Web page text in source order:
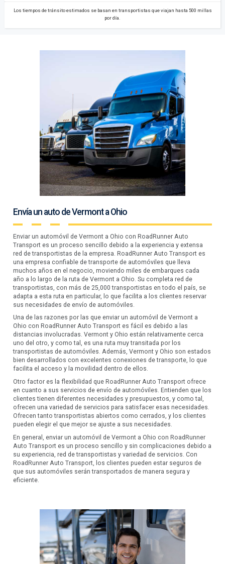
Los tiempos de tránsito estimados se basan en transportistas que viajan hasta 500 millas
por día.
Envía un auto de Vermont a Ohio
Enviar un automóvil de Vermont a Ohio con RoadRunner Auto
Transport es un proceso sencillo debido a la experiencia y extensa
red de transportistas de la empresa. RoadRunner Auto Transport es
una empresa confiable de transporte de automóviles que lleva
muchos años en el negocio, moviendo miles de embarques cada
año a lo largo de la ruta de Vermont a Ohio. Su completa red de
transportistas, con más de 25,000 transportistas en todo el país, se
adapta a esta ruta en particular, lo que facilita a los clientes reservar
sus necesidades de envío de automóviles.
Una de las razones por las que enviar un automóvil de Vermont a
Ohio con RoadRunner Auto Transport es fácil es debido a las
distancias involucradas. Vermont y Ohio están relativamente cerca
uno del otro, y como tal, es una ruta muy transitada por los
transportistas de automóviles. Además, Vermont y Ohio son estados
bien desarrollados con excelentes conexiones de transporte, lo que
facilita el acceso y la movilidad dentro de ellos.
Otro factor es la flexibilidad que RoadRunner Auto Transport ofrece
en cuanto a sus servicios de envío de automóviles. Entienden que los
clientes tienen diferentes necesidades y presupuestos, y como tal,
ofrecen una variedad de servicios para satisfacer esas necesidades.
Ofrecen tanto transportistas abiertos como cerrados, y los clientes
pueden elegir el que mejor se ajuste a sus necesidades.
En general, enviar un automóvil de Vermont a Ohio con RoadRunner
Auto Transport es un proceso sencillo y sin complicaciones debido a
su experiencia, red de transportistas y variedad de servicios. Con
RoadRunner Auto Transport, los clientes pueden estar seguros de
que sus automóviles serán transportados de manera segura y
eficiente.